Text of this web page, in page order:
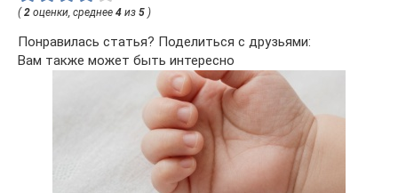
(2 оценки, среднее 4 из 5 )
Понравилась статья? Поделиться с друзьями:
Вам также может быть интересно